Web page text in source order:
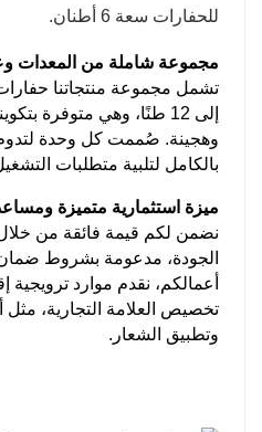
مجموعة شاملة من
إلى 12 طنًا، وهي متوفرة
وهجينة. صُممت كل وحدة لتدوم
بالكامل لتلبية متطلبات
ميزة استثمارية متميزة
نضمن لكم قيمة فائقة من
الجودة، مدعومة بشروط
أعمالكم، نقدم موارد ترويجية
تخصيص العلامة التجارية،
وتطبيق الشعار.